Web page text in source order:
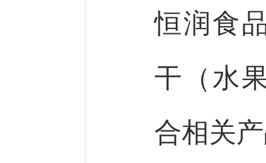
恒润食
干（水
合相关